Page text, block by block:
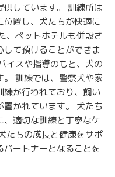
供しています。 訓練所は
置し、犬たちが快適に
、ペットホテルも併設さ
て預けることができま
イスや指導のもと、犬の
。 訓練では、警察犬や家
が行われており、飼い
かれています。 犬たち
適切な訓練と丁寧なケ
たちの成長と健康をサポ
ートナーとなることを